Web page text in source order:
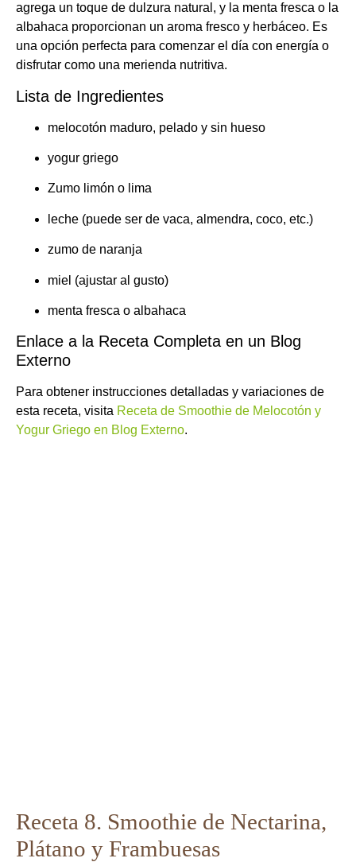
agrega un toque de dulzura natural, y la menta fresca o la
albahaca proporcionan un aroma fresco y herbáceo. Es
una opción perfecta para comenzar el día con energía o
disfrutar como una merienda nutritiva.
Lista de Ingredientes
melocotón maduro, pelado y sin hueso
yogur griego
Zumo limón o lima
leche (puede ser de vaca, almendra, coco, etc.)
zumo de naranja
miel (ajustar al gusto)
menta fresca o albahaca
Enlace a la Receta Completa en un Blog
Externo
Para obtener instrucciones detalladas y variaciones de
esta receta, visita Receta de Smoothie de Melocotón y
Yogur Griego en Blog Externo.
Receta 8. Smoothie de Nectarina,
Plátano y Frambuesas